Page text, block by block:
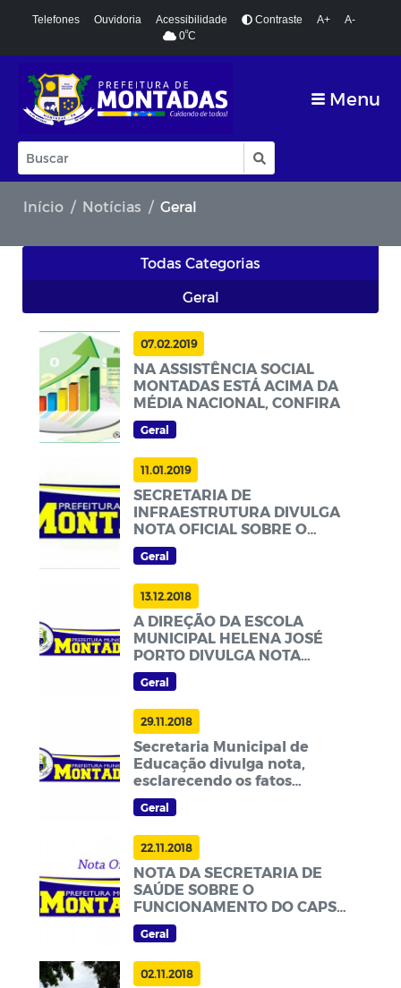
Telefones Ouvidoria Acessibilidade Contraste A+
A-
0ºC
Menu
Início Notícias Geral
Todas Categorias
Geral
07.02.2019
NA ASSISTÊNCIA SOCIAL
MONTADAS ESTÁ ACIMA DA
MÉDIA NACIONAL, CONFIRA
Geral
11.01.2019
SECRETARIA DE
INFRAESTRUTURA DIVULGA
NOTA OFICIAL SOBRE O
TRANSPORTE ESCOLAR
Geral
13.12.2018
A DIREÇÃO DA ESCOLA
MUNICIPAL HELENA JOSÉ
PORTO DIVULGA NOTA
ESCLARECENDO OS FATOS
OCORRIDOS NA INSTITUIÇÃO
Geral
29.11.2018
Secretaria Municipal de
Educação divulga nota,
esclarecendo os fatos
ocorrido no EMEFEAS
Geral
22.11.2018
NOTA DA SECRETARIA DE
SAÚDE SOBRE O
FUNCIONAMENTO DO CAPS
DE MONTADAS
Geral
02.11.2018